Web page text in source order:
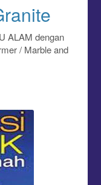
ALAM dengan
/ Marble and